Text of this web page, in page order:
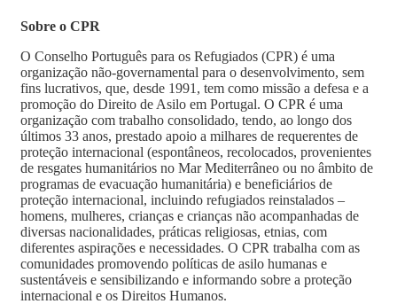
Sobre o CPR
O Conselho Português para os Refugiados (CPR) é uma
organização não-governamental para o desenvolvimento, sem
fins lucrativos, que, desde 1991, tem como missão a defesa e a
promoção do Direito de Asilo em Portugal. O CPR é uma
organização com trabalho consolidado, tendo, ao longo dos
últimos 33 anos, prestado apoio a milhares de requerentes de
proteção internacional (espontâneos, recolocados, provenientes
de resgates humanitários no Mar Mediterrâneo ou no âmbito de
programas de evacuação humanitária) e beneficiários de
proteção internacional, incluindo refugiados reinstalados –
homens, mulheres, crianças e crianças não acompanhadas de
diversas nacionalidades, práticas religiosas, etnias, com
diferentes aspirações e necessidades. O CPR trabalha com as
comunidades promovendo políticas de asilo humanas e
sustentáveis e sensibilizando e informando sobre a proteção
internacional e os Direitos Humanos.